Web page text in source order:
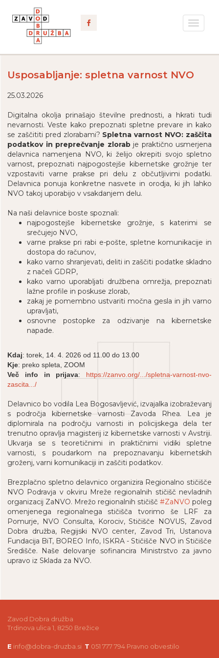
Toggle
Usposabljanje: spletna varnost NVO
25.03.2026
Digitalna okolja prinašajo številne prednosti, a hkrati tudi
nevarnosti. Veste kako prepoznati spletne prevare in kako
se zaščititi pred zlorabami? Spletna varnost NVO: zaščita
podatkov in preprečvanje zlorabje praktično usmerjena
delavnica namenjena NVO, ki želijo okrepiti svojo spletno
varnost, prepoznati najpogostejše kibernetske grožnje ter
vzpostaviti varne prakse pri delu z občutljivimi podatki.
Delavnica ponuja konkretne nasvete in orodja, ki jih lahko
NVO takoj uporabijo v vsakdanjem delu.
Na naši delavnice boste spoznali:
najpogostejše kibernetske grožnje, s katerimi se
srečujejo NVO,
varne prakse pri rabi e-pošte, spletne komunikacije in
dostopa do računov,
kako varno shranjevati, deliti in zaščiti podatke skladno
z načeli GDRP,
kako varno uporabljati družbena omrežja, prepoznati
lažne profile in poskuse zlorab,
zakaj je pomembno ustvariti močna gesla in jih varno
upravljati,
osnovne postopke za odzivanje na kibernetske
napade.
Kdaj: torek, 14. 4. 2026 od 11.00 do 13.00
Kje: preko spleta, ZOOM
Več info in prijava: https://zanvo.org/.../spletna-varnost-nvo-
zascita.../
Delavnico bo vodila Lea Bogosavljević, izvajalka izobraževanj
s področja kibernetske varnosti Zavoda Rhea. Lea je
diplomirala na področju varnosti in policijskega dela ter
trenutno opravlja magisterij iz kibernetske varnosti v Avstriji.
Ukvarja se s teoretičnimi in praktičnimi vidiki spletne
varnosti, s poudarkom na prepoznavanju kibernetskih
groženj, varni komunikaciji in zaščiti podatkov.
Brezplačno spletno delavnico organizira Regionalno stičišče
NVO Podravja v okviru Mreže regionalnih stičišč nevladnih
organizacij ZaNVO. Mrežo regionalnih stičišč #ZaNVO poleg
omenjenega regionalnega stičišča tvorimo še LRF za
Pomurje, NVO Consulta, Korociv, Stičišče NOVUS, Zavod
Dobra družba, Regijski NVO center, Zavod Tri, Ustanova
Fundacija BiT, BOREO Info, ISKRA - Stičišče NVO in Stičišče
Središče. Naše delovanje sofinancira Ministrstvo za javno
upravo iz Sklada za NVO.
Zavod Dobra družba
Trdinova ulica 1, 8250 Brežice
E info@dobra-druzba.si T 051 777 794 Pravno obvestilo